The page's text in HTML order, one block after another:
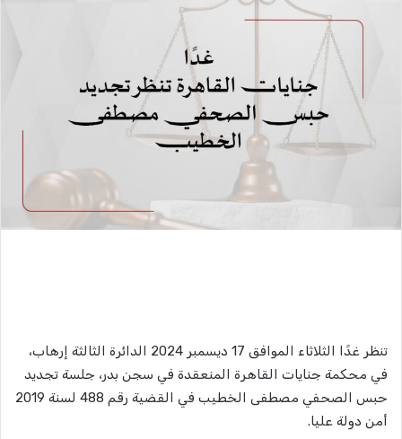
تنظر غدًا الثلاثاء الموافق 17 ديسمبر 2024 الدائرة الثالثة إرهاب،
في محكمة جنايات القاهرة المنعقدة في سجن بدر، جلسة تجديد
حبس الصحفي مصطفى الخطيب في القضية رقم 488 لسنة 2019
أمن دولة عليا.